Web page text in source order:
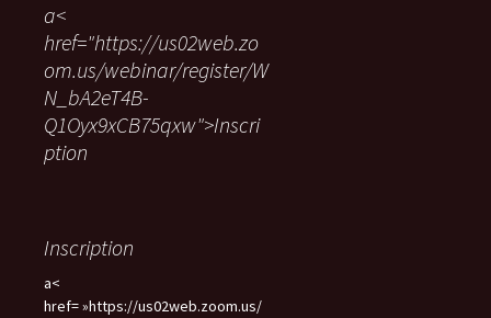
r
c
h
e
r
:
a<
href="https://us02web.zo
om.us/webinar/register/W
N_bA2eT4B-
Q1Oyx9xCB75qxw">Inscri
ption
Inscription
a<
href= »https://us02web.zoom.us/